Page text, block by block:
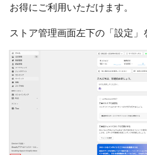
お得にご利用いただけます。
ストア管理画面左下の「設定」